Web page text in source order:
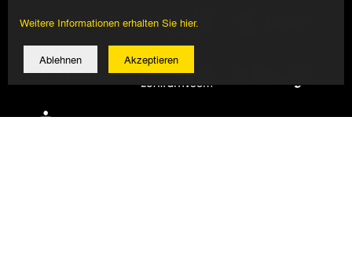
Weitere Informationen erhalten Sie hier.
Ablehnen Akzeptieren